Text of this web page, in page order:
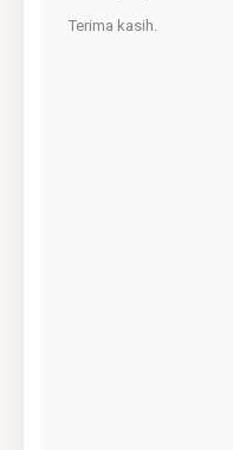
Terima kasih.